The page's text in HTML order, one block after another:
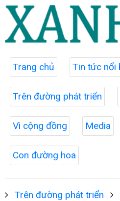
Trang chủ Tin tức nổi
Trên đường phát triển
Vì cộng đồng Media
Con đường hoa
Trên đường phát triển